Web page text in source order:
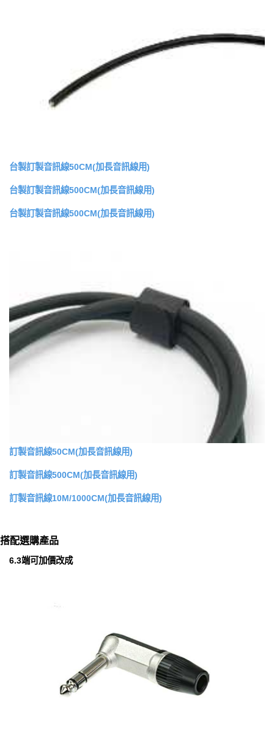
台製訂製音訊線50CM(加長音訊線用)
台製訂製音訊線500CM(加長音訊線用)
台製訂製音訊線500CM(加長音訊線用)
訂製音訊線50CM(加長音訊線用)
訂製音訊線500CM(加長音訊線用)
訂製音訊線10M/1000CM(加長音訊線用)
搭配選購產品
6.3端可加價改成